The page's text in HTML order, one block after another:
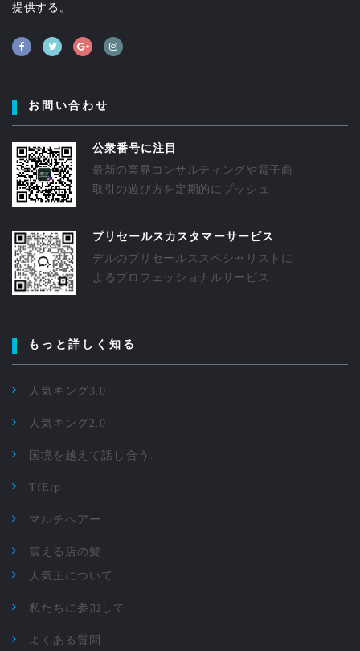
提供する。
お問い合わせ
公衆番号に注目
最新の業界コンサルティングや電子商
取引の遊び方を定期的にプッシュ
プリセールスカスタマーサービス
デルのプリセールススペシャリストに
よるプロフェッショナルサービス
もっと詳しく知る
人気キング3.0
人気キング2.0
国境を越えて話し合う.
TfErp
マルチヘアー
震える店の髪
人気王について
私たちに参加して
よくある質問